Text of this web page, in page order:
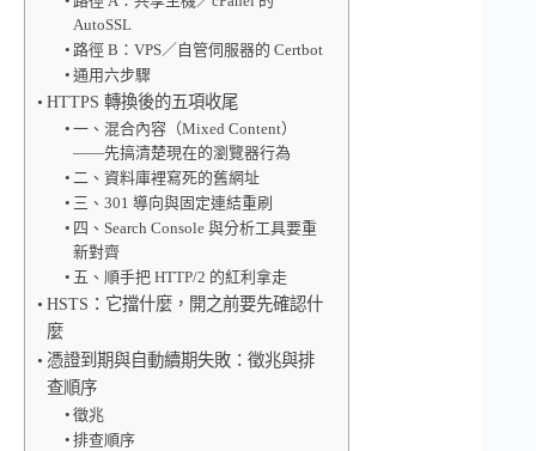
AutoSSL
路徑 B：VPS／自管伺服器的 Certbot
通用六步驟
HTTPS 轉換後的五項收尾
一、混合內容（Mixed Content）
——先搞清楚現在的瀏覽器行為
二、資料庫裡寫死的舊網址
三、301 導向與固定連結重刷
四、Search Console 與分析工具要重
新對齊
五、順手把 HTTP/2 的紅利拿走
HSTS：它擋什麼，開之前要先確認什
麼
憑證到期與自動續期失敗：徵兆與排
查順序
徵兆
排查順序